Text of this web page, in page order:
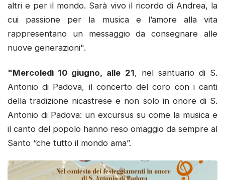
altri e per il mondo. Sarà vivo il ricordo di Andrea, la
cui passione per la musica e l’amore alla vita
rappresentano un messaggio da consegnare alle
nuove generazioni".
"Mercoledì 10 giugno, alle 21, nel santuario di S.
Antonio di Padova, il concerto del coro con i canti
della tradizione nicastrese e non solo in onore di S.
Antonio di Padova: un excursus su come la musica e
il canto del popolo hanno reso omaggio da sempre al
Santo “che tutto il mondo ama”.